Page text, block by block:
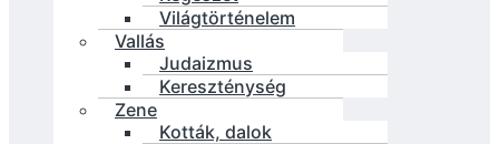
Világtörténelem
Vallás
Judaizmus
Kereszténység
Zene
Kották, dalok